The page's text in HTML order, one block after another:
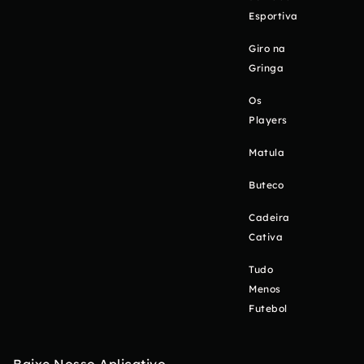
Esportiva
Giro na
Gringa
Os
Players
Matula
Buteco
Cadeira
Cativa
Tudo
Menos
Futebol